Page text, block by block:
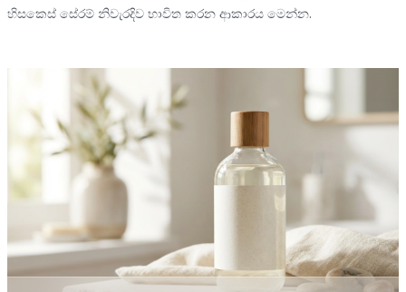
හිසකෙස් සේරම් නිවැරදිව භාවිත කරන ආකාරය මෙන්න.